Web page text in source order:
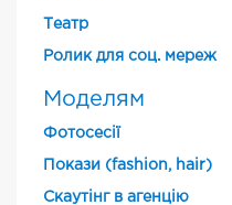
Театр
Ролик для соц. мереж
Моделям
Фотосесії
Покази (fashion, hair)
Скаутінг в агенцію